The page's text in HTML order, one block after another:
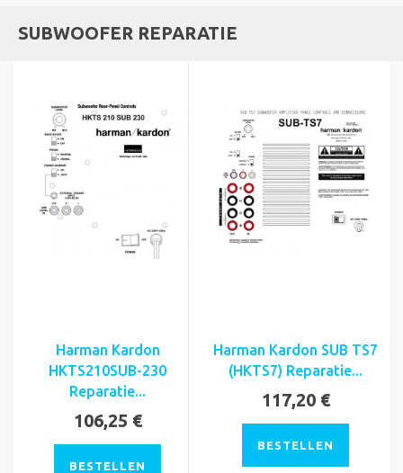
SUBWOOFER REPARATIE
Harman Kardon
HKTS210SUB-230
Reparatie...
106,25 €
BESTELLEN
Harman Kardon SUB TS7
(HKTS7) Reparatie...
117,20 €
BESTELLEN